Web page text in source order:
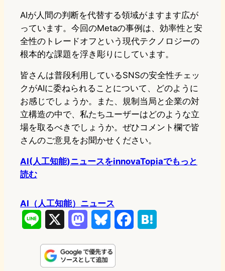
AIが人間の判断を代替する領域がますます広が
っています。今回のMetaの事例は、効率性と安
全性のトレードオフという現代テクノロジーの
根本的な課題を浮き彫りにしています。
皆さんは普段利用しているSNSの安全性チェッ
クがAIに委ねられることについて、どのように
お感じでしょうか。また、規制当局と企業の対
立構造の中で、私たちユーザーはどのような立
場を取るべきでしょうか。ぜひコメント欄で皆
さんのご意見をお聞かせください。
AI(人工知能)ニュースをinnovaTopiaでもっと
読む
AI（人工知能）ニュース
n
s
u